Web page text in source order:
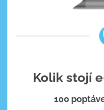
Kolik stojí
100